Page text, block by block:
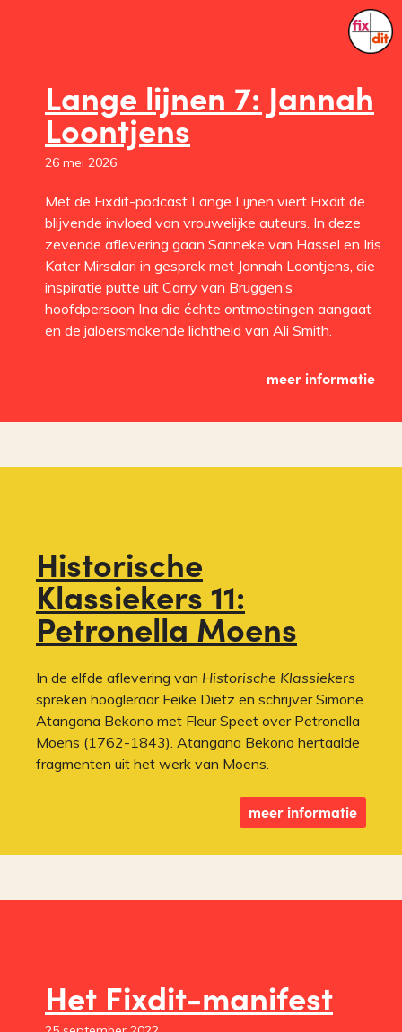
Lange lijnen 7: Jannah
Loontjens
26 mei 2026
Met de Fixdit-podcast Lange Lijnen viert Fixdit de
blijvende invloed van vrouwelijke auteurs. In deze
zevende aflevering gaan Sanneke van Hassel en Iris
Kater Mirsalari in gesprek met Jannah Loontjens, die
inspiratie putte uit Carry van Bruggen’s
hoofdpersoon Ina die échte ontmoetingen aangaat
en de jaloersmakende lichtheid van Ali Smith.
meer informatie
Historische
Klassiekers 11:
Petronella Moens
In de elfde aflevering van Historische Klassiekers
spreken hoogleraar Feike Dietz en schrijver Simone
Atangana Bekono met Fleur Speet over Petronella
Moens (1762-1843). Atangana Bekono hertaalde
fragmenten uit het werk van Moens.
meer informatie
Het Fixdit-manifest